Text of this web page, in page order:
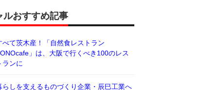
ルおすすめ記事
べて茨木産！「自然食レストラン
」は、大阪で行くべき100のレス
ランに
らしを支えるものづくり企業・辰巳工業へ